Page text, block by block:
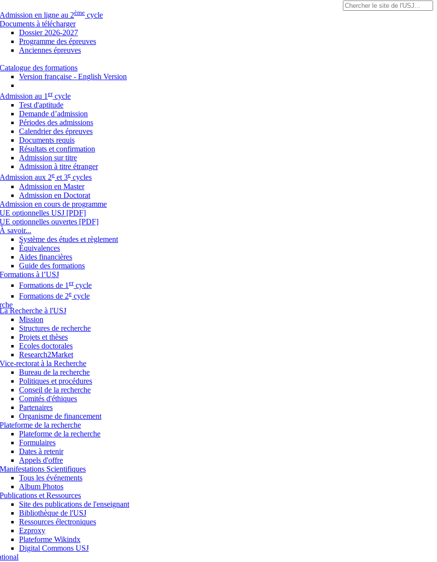
Admission en ligne au 2ème cycle
Documents à télécharger
Dossier 2026-2027
Programme des épreuves
Anciennes épreuves
Catalogue des formations
Version française - English Version
Admission au 1 ercycle
Test d'aptitude
Demande d’admission
Périodes des admissions
Calendrier des épreuves
Documents requis
Résultats et confirmation
Admission sur titre
Admission à titre étranger
Admission aux 2e et 3e cycles
Admission en Master
Admission en Doctorat
Admission en cours de programme
UE optionnelles USJ [PDF]
UE optionnelles ouvertes [PDF]
À savoir...
Système des études et règlement
Équivalences
Aides financières
Guide des formations
Formations à l’USJ
Formations de 1 ercycle
Formations de 2e cycle
La Recherche à l'USJ
Mission
Structures de recherche
Projets et thèses
Ecoles doctorales
Research2Market
Vice-rectorat à la Recherche
Bureau de la recherche
Politiques et procédures
Conseil de la recherche
Comités d'éthiques
Partenaires
Organisme de financement
Plateforme de la recherche
Plateforme de la recherche
Formulaires
Dates à retenir
Appels d'offre
Manifestations Scientifiques
Tous les événements
Album Photos
Publications et Ressources
Site des publications de l'enseignant
Bibliothèque de l'USJ
Ressources électroniques
Ezproxy
Plateforme Wikindx
Digital Commons USJ